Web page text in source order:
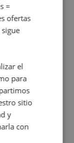
busqué
y la que
por las
muy
muy atenta
=
ofertas
el
para
sitio
y
con